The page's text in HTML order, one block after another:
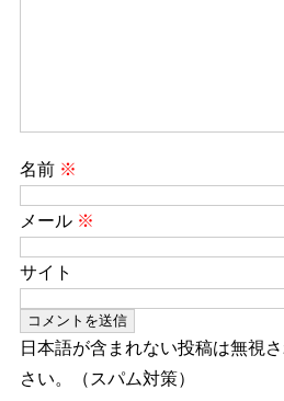
名前 ※
メール ※
サイト
日本語が含まれない投稿は無視
さい。（スパム対策）